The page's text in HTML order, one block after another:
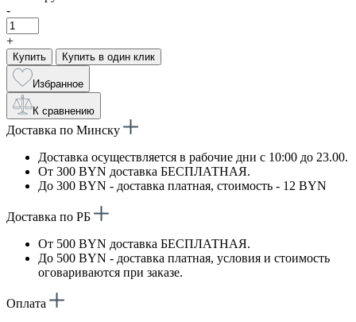
-
+
Купить Купить в один клик
Избранное
К сравнению
Доставка по Минску
Доставка осуществляется в рабочие дни с 10:00 до 23.00.
От 300 BYN доставка БЕСПЛАТНАЯ.
До 300 BYN - доставка платная, стоимость - 12 BYN
Доставка по РБ
От 500 BYN доставка БЕСПЛАТНАЯ.
До 500 BYN - доставка платная, условия и стоимость
оговариваются при заказе.
Оплата